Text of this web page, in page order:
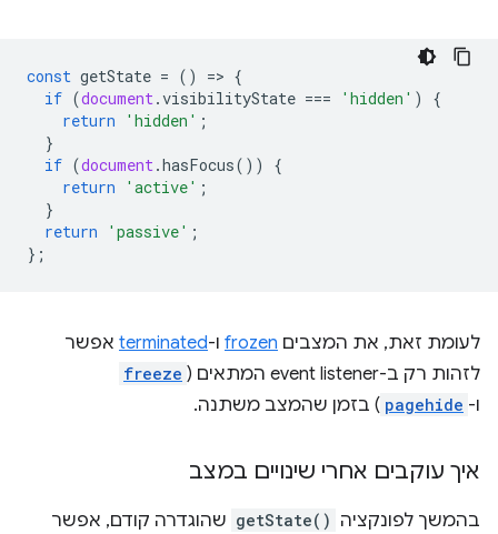
const getState = () => {
if (document .visibilityState === 'hidden' )
{
return
'hidden' ;
}
if (document .hasFocus())
{
return
'active' ;
}
return
'passive' ;
};
לעומת זאת, את המצבים frozen ו-terminated אפשר
לזהות רק ב-event listener המתאים (
freeze
ו- pagehide ) בזמן שהמצב משתנה.
איך עוקבים אחרי שינויים במצב
בהמשך לפונקציה getState() שהוגדרה קודם, אפשר